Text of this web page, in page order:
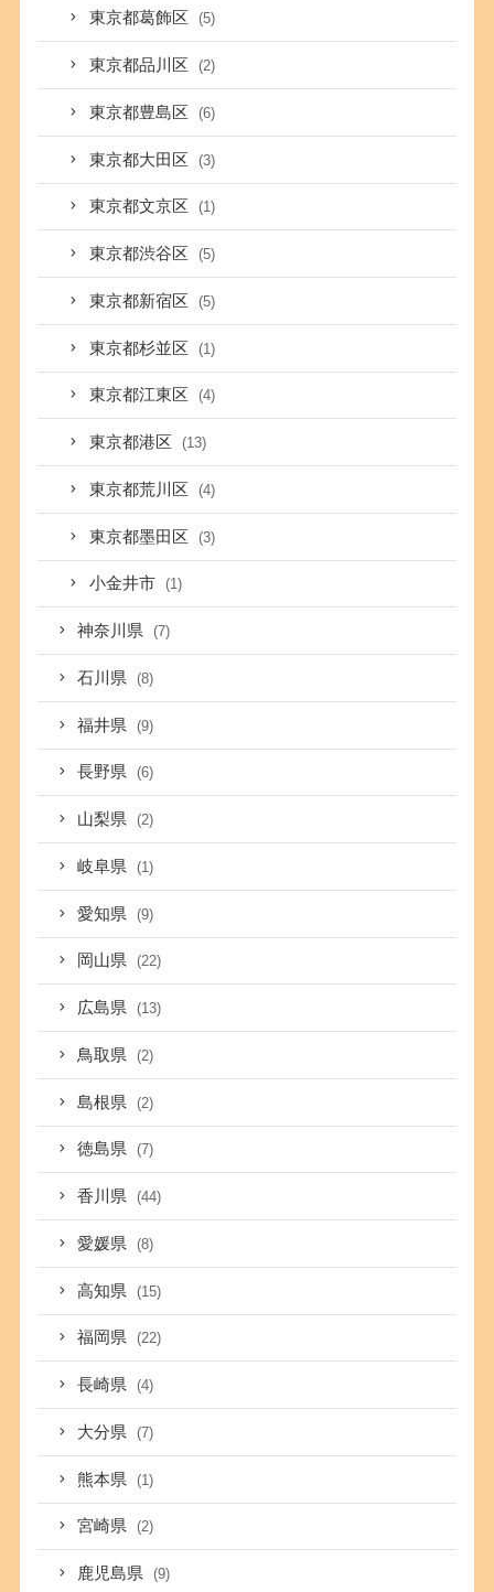
東京都葛飾区 (5)
東京都品川区 (2)
東京都豊島区 (6)
東京都大田区 (3)
東京都文京区 (1)
東京都渋谷区 (5)
東京都新宿区 (5)
東京都杉並区 (1)
東京都江東区 (4)
東京都港区 (13)
東京都荒川区 (4)
東京都墨田区 (3)
小金井市 (1)
神奈川県 (7)
石川県 (8)
福井県 (9)
長野県 (6)
山梨県 (2)
岐阜県 (1)
愛知県 (9)
岡山県 (22)
広島県 (13)
鳥取県 (2)
島根県 (2)
徳島県 (7)
香川県 (44)
愛媛県 (8)
高知県 (15)
福岡県 (22)
長崎県 (4)
大分県 (7)
熊本県 (1)
宮崎県 (2)
鹿児島県 (9)